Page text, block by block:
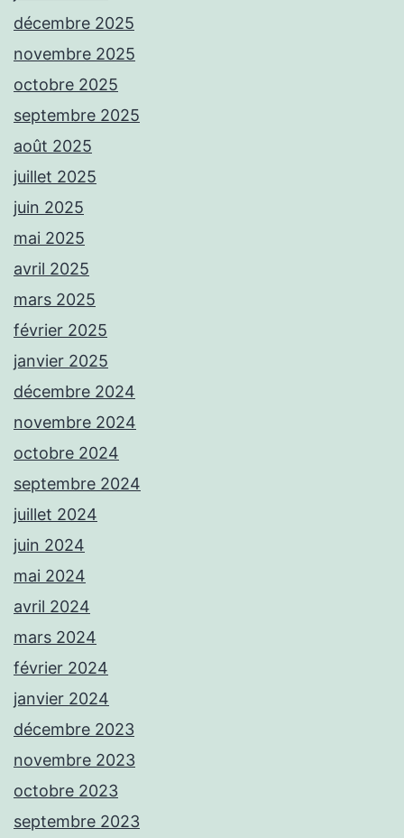
décembre 2025
novembre 2025
octobre 2025
septembre 2025
août 2025
juillet 2025
juin 2025
mai 2025
avril 2025
mars 2025
février 2025
janvier 2025
décembre 2024
novembre 2024
octobre 2024
septembre 2024
juillet 2024
juin 2024
mai 2024
avril 2024
mars 2024
février 2024
janvier 2024
décembre 2023
novembre 2023
octobre 2023
septembre 2023